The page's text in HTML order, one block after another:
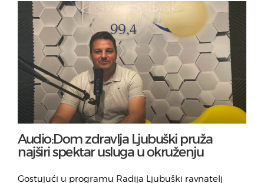
Audio:Dom zdravlja Ljubuški pruža
najširi spektar usluga u okruženju
Gostujući u programu Radija Ljubuški ravnatelj